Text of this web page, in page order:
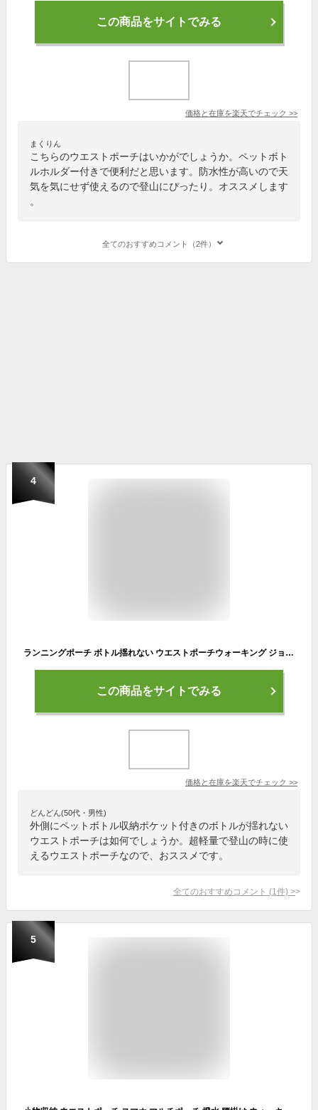
この商品をサイトでみる
価格と在庫を楽天でチェック >>
まくりん
こちらのウエストポーチはいかがでしょうか。ペットボト
ルホルダー付きで便利だと思います。防水性が高いので天
気を気にせず使えるので登山にぴったり。オススメします
。
全てのおすすめコメント（2件）
4
ランニングポーチ ボトル揺れない ウエストポーチウォーキング ジョギング ペットボトル収納バッグ 防水 スマホ 水筒 スポーツアウトドア登山ポーチ 遠足 夜間ウォーキング 超軽量 男女兼用 ベルト調整可能 紹介動画あり ネコポス送料無料！[ra10611]
この商品をサイトでみる
価格と在庫を楽天でチェック >>
どんどん(50代・男性)
外側にペットボトル収納ポケット付きのボトルが揺れない
ウエストポーチは如何でしょうか。超軽量で登山の時に使
えるウエストポーチなので、おススメです。
全てのおすすめコメント (1 件) >
5